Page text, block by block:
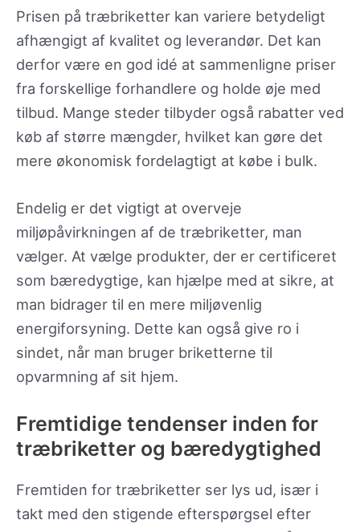
Prisen på træbriketter kan variere betydeligt
afhængigt af kvalitet og leverandør. Det kan
derfor være en god idé at sammenligne priser
fra forskellige forhandlere og holde øje med
tilbud. Mange steder tilbyder også rabatter ved
køb af større mængder, hvilket kan gøre det
mere økonomisk fordelagtigt at købe i bulk.
Endelig er det vigtigt at overveje
miljøpåvirkningen af de træbriketter, man
vælger. At vælge produkter, der er certificeret
som bæredygtige, kan hjælpe med at sikre, at
man bidrager til en mere miljøvenlig
energiforsyning. Dette kan også give ro i
sindet, når man bruger briketterne til
opvarmning af sit hjem.
Fremtidige tendenser inden for
træbriketter og bæredygtighed
Fremtiden for træbriketter ser lys ud, især i
takt med den stigende efterspørgsel efter